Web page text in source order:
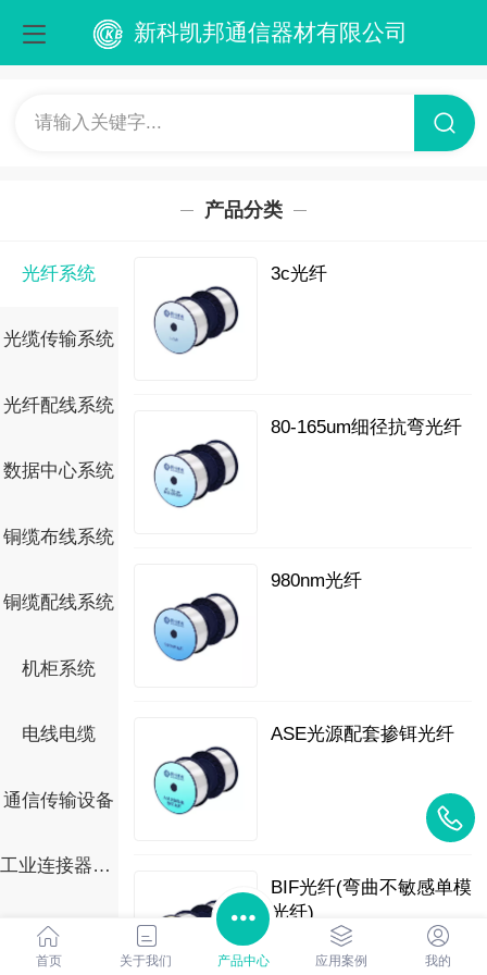
新科凯邦通信器材有限公司
请输入关键字...
产品分类
光纤系统
光缆传输系统
光纤配线系统
数据中心系统
铜缆布线系统
铜缆配线系统
机柜系统
电线电缆
通信传输设备
工业连接器系列
3c光纤
80-165um细径抗弯光纤
980nm光纤
ASE光源配套掺铒光纤
BIF光纤(弯曲不敏感单模
光纤)
首页 关于我们 产品中心 应用案例 我的